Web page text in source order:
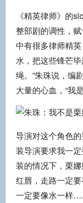
《精英律师》的
整部剧的调性，
中有很多律师精
水，把这些锋芒
绳。”朱珠说，编
大量的心血，“我
导演对这个角色
装导演要求我一
装的情况下，栗
红唇，走路一定
一定要像水一样